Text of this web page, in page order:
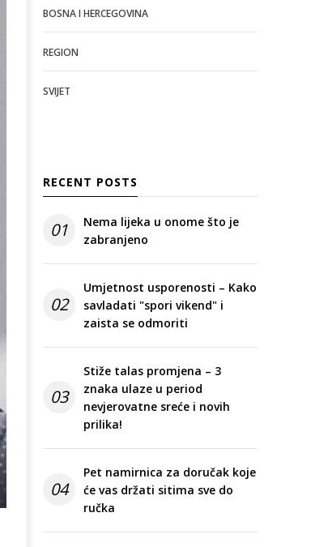
BOSNA I HERCEGOVINA
REGION
SVIJET
RECENT POSTS
01
Nema lijeka u onome što je
zabranjeno
02
Umjetnost usporenosti – Kako
savladati "spori vikend" i
zaista se odmoriti
03
Stiže talas promjena – 3
znaka ulaze u period
nevjerovatne sreće i novih
prilika!
04
Pet namirnica za doručak koje
će vas držati sitima sve do
ručka